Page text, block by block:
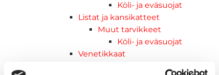
Köli- ja eväsuojat
Listat ja kansikatteet
Muut tarvikkeet
Köli- ja eväsuojat
Venetikkaat